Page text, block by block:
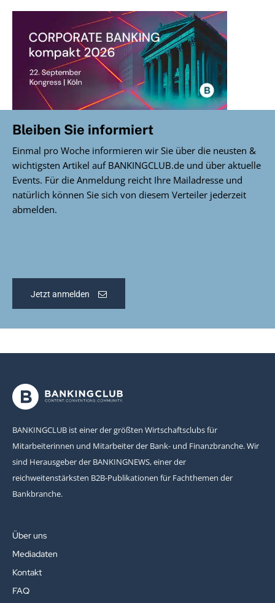
Bleiben Sie informiert
Einmal pro Woche informieren wir Sie über die neusten &
wichtigsten Artikel auf BANKINGCLUB.de und über aktuelle
Events. Für die Anmeldung reicht Ihre Mailadresse und
natürlich können Sie sich von diesem Verteiler jederzeit
abmelden.
Jetzt anmelden
BANKINGCLUB ist einer der größten Wirtschaftsclubs für
Mitarbeiterinnen und Mitarbeiter der Bank- und Finanzbranche. Wir
sind Herausgeber der BANKINGNEWS, einer der
reichweitenstärksten B2B-Publikationen für Fachthemen der
Bankbranche.
Über uns
Mediadaten
Kontakt
FAQ